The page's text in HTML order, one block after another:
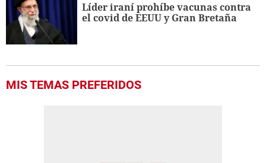
Líder iraní prohíbe vacunas contra
el covid de EEUU y Gran Bretaña
MIS TEMAS PREFERIDOS